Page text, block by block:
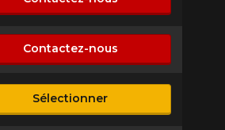
Contactez-nous
Sélectionner